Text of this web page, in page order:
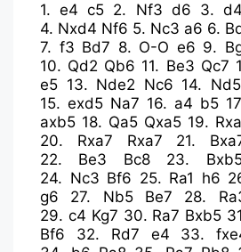
1.e4 c5 2. Nf3 d6 3. d4
4. Nxd4 Nf6 5. Nc3 a6 6.
7. f3 Bd7 8. O-O e6 9.
10. Qd2 Qb6 11. Be3 Qc7
e5 13. Nde2 Nc6 14. Nd5
15. exd5 Na7 16. a4 b5
axb5 18. Qa5 Qxa5 19.
20. Rxa7 Rxa7 21.
22. Be3 Bc8 23.
24. Nc3 Bf6 25. Ra1 h6
g6
27. Nb5 Be7 28.
29. c4 Kg7 30. Ra7 Bxb5
Bf6
32. Rd7 e4 33.